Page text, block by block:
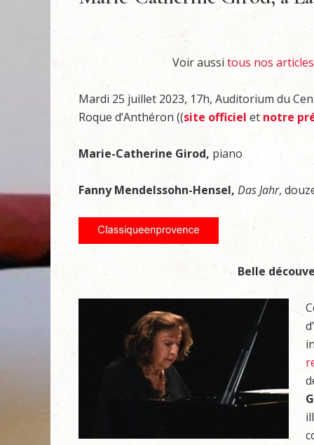
Voir aussitous nos
Mardi 25 juillet 2023, 17h, Auditorium du
Roque d’Anthéron ((site officiel et notre
Marie-Catherine Girod, piano
Fanny Mendelssohn-Hensel, Das Jahr,
Belle